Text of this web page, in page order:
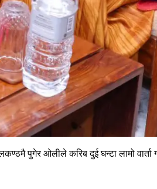
पुगेर ओलीले करिब दुई घन्टा लामो